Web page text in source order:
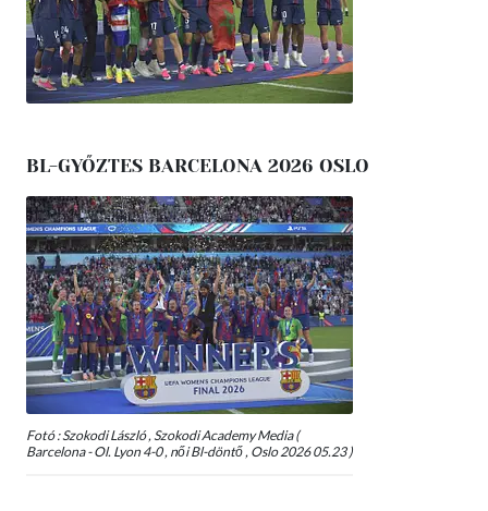
BL-GYŐZTES BARCELONA 2026 OSLO
Fotó : Szokodi László , Szokodi Academy Media (
Barcelona - Ol. Lyon 4-0 , női Bl-döntő , Oslo 2026 05.23 )